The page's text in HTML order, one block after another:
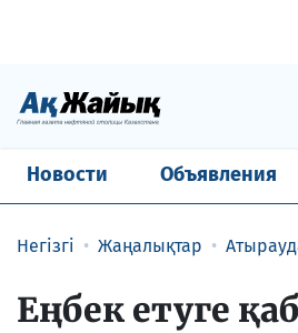
Новости Объявления
Негізгі Жаңалықтар
Еңбек етуге